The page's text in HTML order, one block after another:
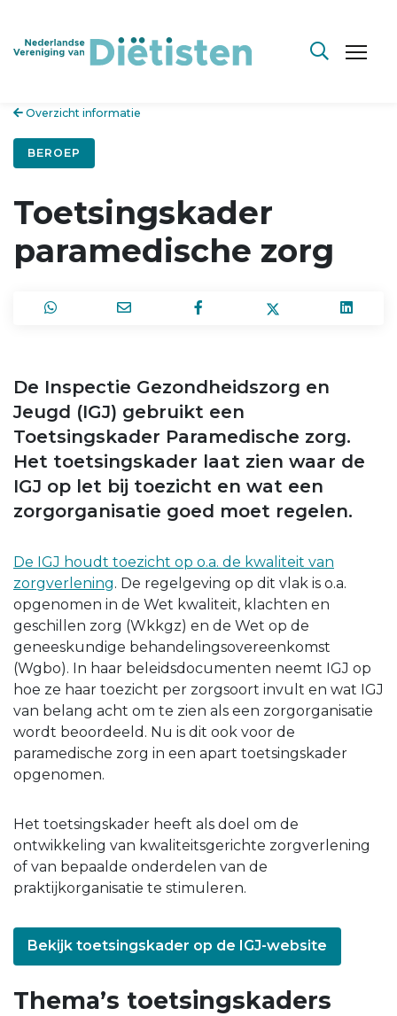
Overzicht informatie
BEROEP
Toetsingskader
paramedische zorg
De Inspectie Gezondheidszorg en
Jeugd (IGJ) gebruikt een
Toetsingskader Paramedische zorg.
Het toetsingskader laat zien waar de
IGJ op let bij toezicht en wat een
zorgorganisatie goed moet regelen.
De IGJ houdt toezicht op o.a. de kwaliteit van
zorgverlening. De regelgeving op dit vlak is o.a.
opgenomen in de Wet kwaliteit, klachten en
geschillen zorg (Wkkgz) en de Wet op de
geneeskundige behandelingsovereenkomst
(Wgbo). In haar beleidsdocumenten neemt IGJ op
hoe ze haar toezicht per zorgsoort invult en wat IGJ
van belang acht om te zien als een zorgorganisatie
wordt beoordeeld. Nu is dit ook voor de
paramedische zorg in een apart toetsingskader
opgenomen.
Het toetsingskader heeft als doel om de
ontwikkeling van kwaliteitsgerichte zorgverlening
of van bepaalde onderdelen van de
praktijkorganisatie te stimuleren.
Bekijk toetsingskader op de IGJ-website
Thema’s toetsingskaders